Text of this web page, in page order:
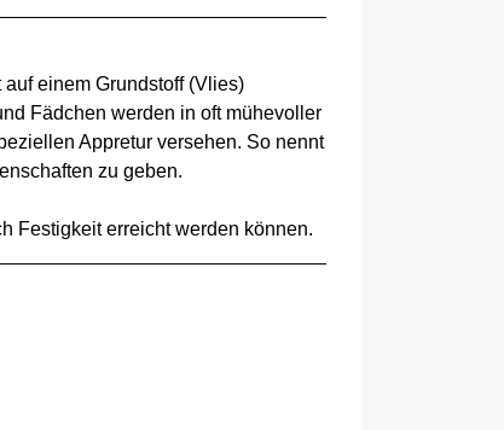
einem Grundstoff (Vlies)
Fädchen werden in oft mühevoller
Appretur versehen. So nennt
zu geben.
Festigkeit erreicht werden können.